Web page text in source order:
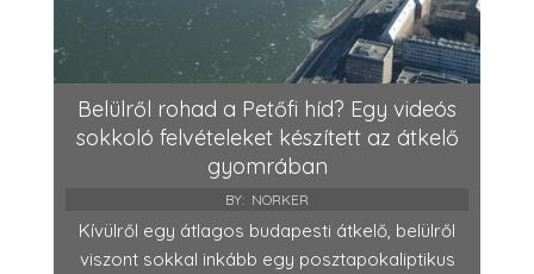
Belülről rohad a Petőfi híd? Egy videós
sokkoló felvételeket készített az átkelő
gyomrában
BY: NORKER
Kívülről egy átlagos budapesti átkelő, belülről
viszont sokkal inkább egy posztapokaliptikus